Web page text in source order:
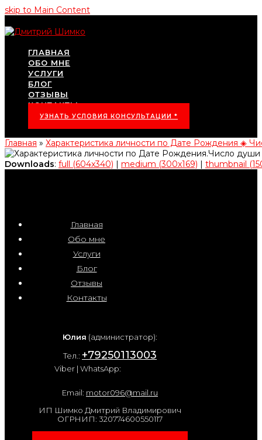
skip to Main Content
ГЛАВНАЯ
ОБО МНЕ
УСЛУГИ
БЛОГ
ОТЗЫВЫ
КОНТАКТЫ
УЗНАТЬ УСЛОВИЯ КОНСУЛЬТАЦИИ *
Главная » Характеристика личности по Дате Рождения ◈
Downloads: full (604x340) | medium (300x169) | thumbnail
Главная
Обо мне
Услуги
Блог
Отзывы
Контакты
Юлия (администратор):
Тел.: +79250113003
Viber | WhatsApp:
Email: motor096@mail.ru
ИП Шимко Дмитрий Владимирович
ОГРНИП: 320774600550117